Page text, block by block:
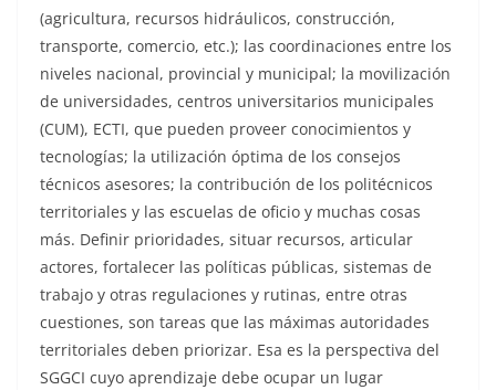
(agricultura, recursos hidráulicos, construcción,
transporte, comercio, etc.); las coordinaciones entre los
niveles nacional, provincial y municipal; la movilización
de universidades, centros universitarios municipales
(CUM), ECTI, que pueden proveer conocimientos y
tecnologías; la utilización óptima de los consejos
técnicos asesores; la contribución de los politécnicos
territoriales y las escuelas de oficio y muchas cosas
más. Definir prioridades, situar recursos, articular
actores, fortalecer las políticas públicas, sistemas de
trabajo y otras regulaciones y rutinas, entre otras
cuestiones, son tareas que las máximas autoridades
territoriales deben priorizar. Esa es la perspectiva del
SGGCI cuyo aprendizaje debe ocupar un lugar